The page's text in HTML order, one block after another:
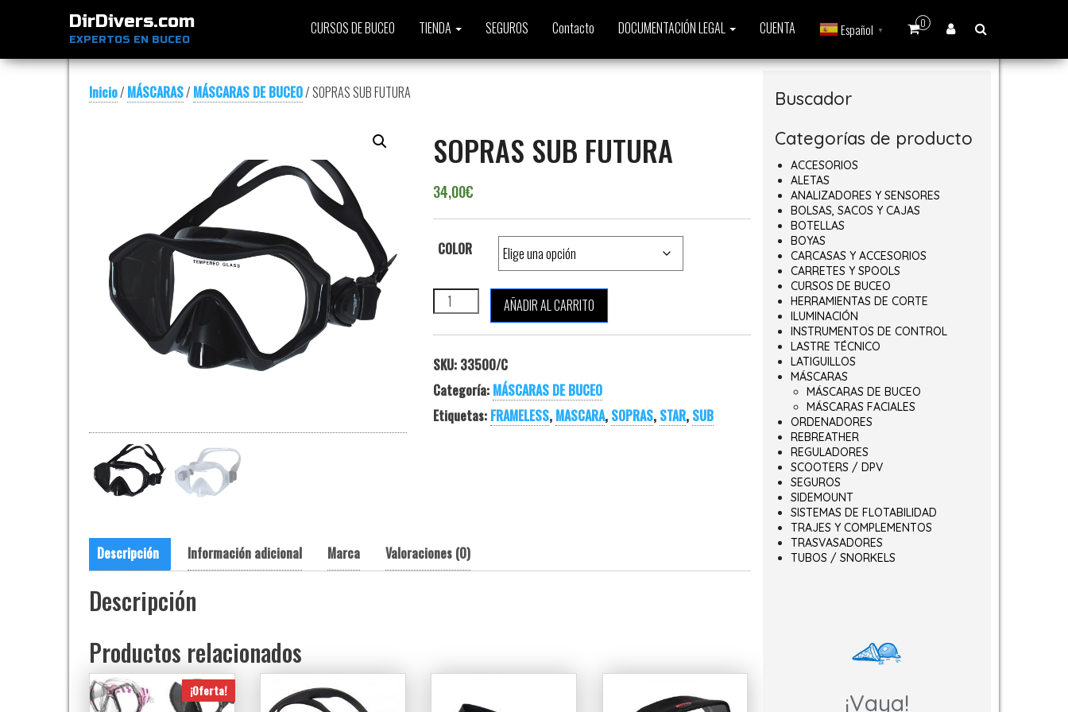
DirDivers.com
EXPERTOS EN BUCEO
0
CURSOS DE BUCEO TIENDA SEGUROS Contacto DOCUMENTACIÓN LEGAL CUENTA Español ▼
Inicio/ MÁSCARAS/ MÁSCARAS DE BUCEO/ SOPRAS SUB FUTURA
SOPRAS SUB FUTURA
34,00€
COLOR
SOPRAS SUB FUTURA cantidad
AÑADIR AL CARRITO
SKU: 33500/C
Categoría: MÁSCARAS DE BUCEO
Etiquetas: FRAMELESS, MASCARA, SOPRAS, STAR, SUB
Descripción Información adicional Marca Valoraciones (0)
Descripción
Productos relacionados
¡Oferta!
Buscador
Categorías de producto
ACCESORIOS
ALETAS
ANALIZADORES Y SENSORES
BOLSAS, SACOS Y CAJAS
BOTELLAS
BOYAS
CARCASAS Y ACCESORIOS
CARRETES Y SPOOLS
CURSOS DE BUCEO
HERRAMIENTAS DE CORTE
ILUMINACIÓN
INSTRUMENTOS DE CONTROL
LASTRE TÉCNICO
LATIGUILLOS
MÁSCARAS
MÁSCARAS DE BUCEO
MÁSCARAS FACIALES
ORDENADORES
REBREATHER
REGULADORES
SCOOTERS / DPV
SEGUROS
SIDEMOUNT
SISTEMAS DE FLOTABILIDAD
TRAJES Y COMPLEMENTOS
TRASVASADORES
TUBOS / SNORKELS
¡Vaya!